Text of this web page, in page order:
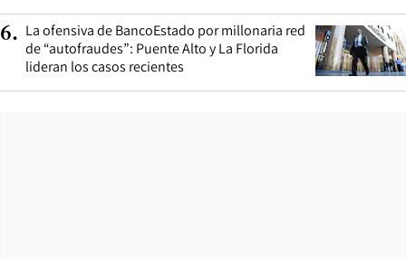
6. La ofensiva de BancoEstado por millonaria red
de “autofraudes”: Puente Alto y La Florida
lideran los casos recientes